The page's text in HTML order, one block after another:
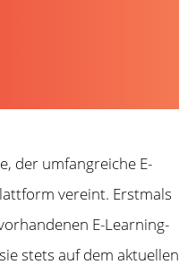
der umfangreiche E-
vereint. Erstmals
E-Learning-
stets auf dem aktuellen